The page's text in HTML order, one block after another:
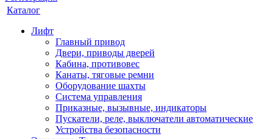
Каталог
Лифт
Главный привод
Двери, приводы дверей
Кабина, противовес
Канаты, тяговые ремни
Оборудование шахты
Система управления
Приказные, вызывные, индикаторы
Пускатели, реле, выключатели автоматические
Устройства безопасности